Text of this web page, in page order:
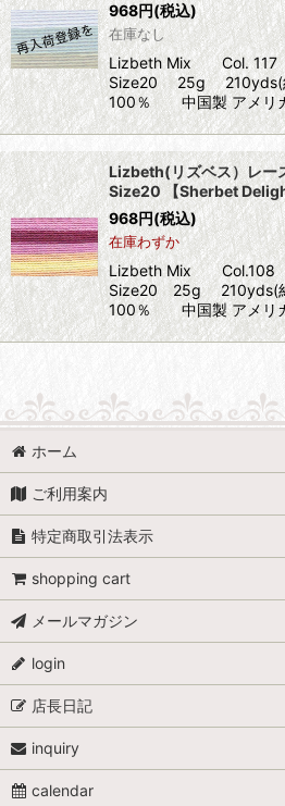
968円(税込)
在庫なし
Lizbeth Mix Col. 117
Size20 25g 210yds(
100％ 中国製 アメリ
Lizbeth(リズベス）レ
Size20 【Sherbet
968円(税込)
在庫わずか
Lizbeth Mix Col.108
Size20 25g 210yds(
100％ 中国製 アメリ
ホーム
ご利用案内
特定商取引法表示
shopping cart
メールマガジン
login
店長日記
inquiry
calendar